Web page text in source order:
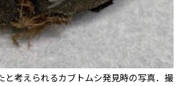
考えられるカブトムシ発見時の写真．撮